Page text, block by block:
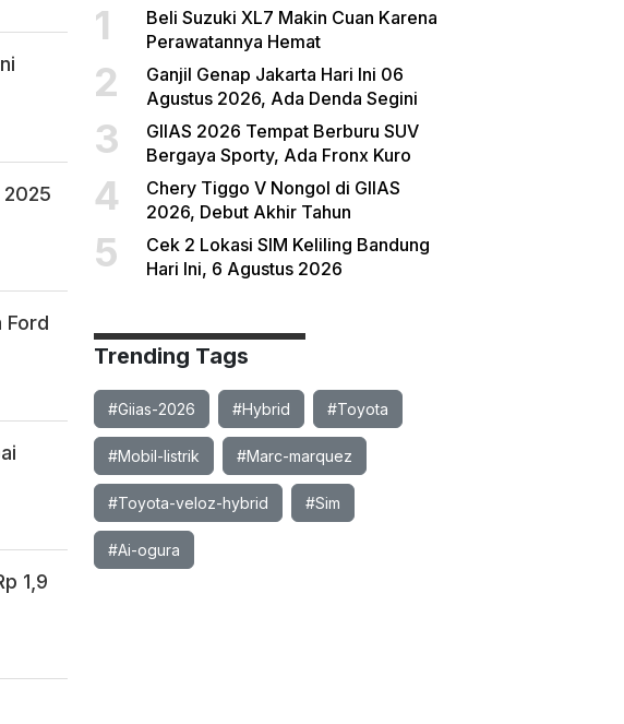
2025
Ford
1,9
1
Beli Suzuki XL7 Makin Cuan Karena
Perawatannya Hemat
2
Ganjil Genap Jakarta Hari Ini 06
Agustus 2026, Ada Denda Segini
3
GIIAS 2026 Tempat Berburu SUV
Bergaya Sporty, Ada Fronx Kuro
4
Chery Tiggo V Nongol di GIIAS
2026, Debut Akhir Tahun
5
Cek 2 Lokasi SIM Keliling Bandung
Hari Ini, 6 Agustus 2026
Trending Tags
#Giias-2026 #Hybrid #Toyota
#Mobil-listrik #Marc-marquez
#Toyota-veloz-hybrid #Sim
#Ai-ogura